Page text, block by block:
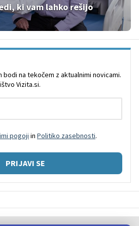
ki vam lahko rešijo
bodi na tekočem z aktualnimi novicami.
Vizita.si.
pogoji in Politiko zasebnosti.
PRIJAVI SE